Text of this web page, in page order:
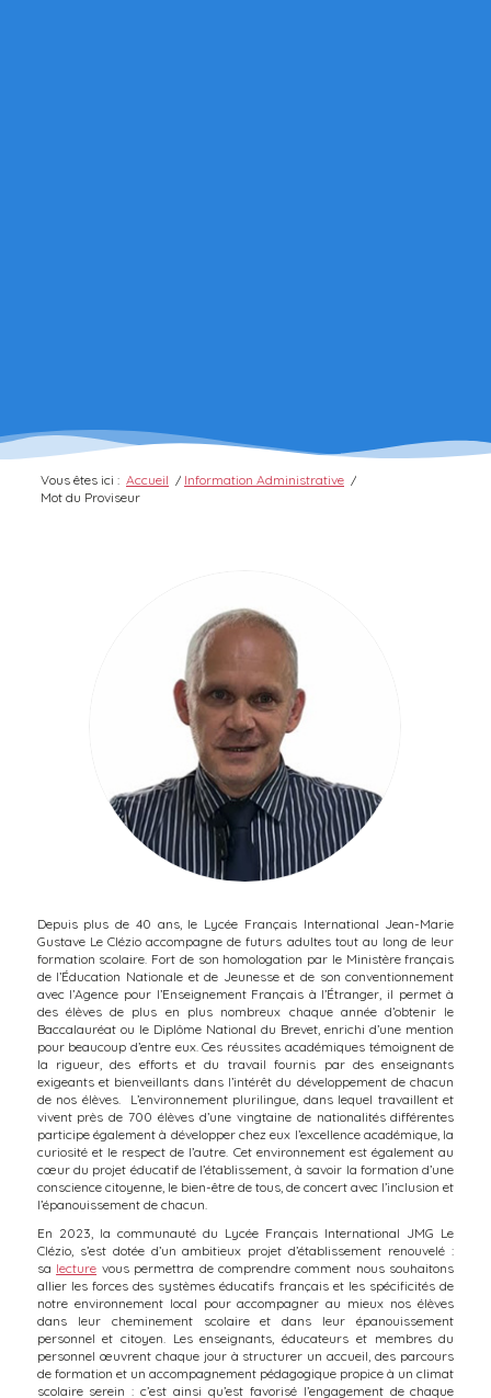
Vous êtes ici : Accueil / Information Administrative /
Mot du Proviseur
Depuis plus de 40 ans, le Lycée Français International Jean-Marie
Gustave Le Clézio accompagne de futurs adultes tout au long de leur
formation scolaire. Fort de son homologation par le Ministère français
de l’Éducation Nationale et de Jeunesse et de son conventionnement
avec l’Agence pour l’Enseignement Français à l’Étranger, il permet à
des élèves de plus en plus nombreux chaque année d’obtenir le
Baccalauréat ou le Diplôme National du Brevet, enrichi d’une mention
pour beaucoup d’entre eux. Ces réussites académiques témoignent de
la rigueur, des efforts et du travail fournis par des enseignants
exigeants et bienveillants dans l’intérêt du développement de chacun
de nos élèves. L’environnement plurilingue, dans lequel travaillent et
vivent près de 700 élèves d’une vingtaine de nationalités différentes
participe également à développer chez eux l’excellence académique, la
curiosité et le respect de l’autre. Cet environnement est également au
cœur du projet éducatif de l’établissement, à savoir la formation d’une
conscience citoyenne, le bien-être de tous, de concert avec l’inclusion et
l’épanouissement de chacun.
En 2023, la communauté du Lycée Français International JMG Le
Clézio, s’est dotée d’un ambitieux projet d’établissement renouvelé :
sa lecture vous permettra de comprendre comment nous souhaitons
allier les forces des systèmes éducatifs français et les spécificités de
notre environnement local pour accompagner au mieux nos élèves
dans leur cheminement scolaire et dans leur épanouissement
personnel et citoyen. Les enseignants, éducateurs et membres du
personnel œuvrent chaque jour à structurer un accueil, des parcours
de formation et un accompagnement pédagogique propice à un climat
scolaire serein : c’est ainsi qu’est favorisé l’engagement de chaque